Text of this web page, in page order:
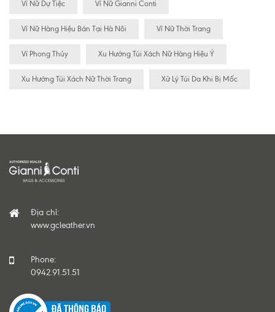
Ví Nữ Dự Tiệc Ví Nữ Gianni Conti
Ví Nữ Hàng Hiệu Bán Tại Hà Nôi Ví Nữ Thời Trang
Ví Phong Thủy Xu Hướng Túi Xách Nữ Hàng Hiệu Ý
Xu Hướng Túi Xách Nữ Thời Trang Xử Lý Túi Da Khi Bị Mốc
Địa chỉ:
www.gcleather.vn
Phone:
0942.91.51.51